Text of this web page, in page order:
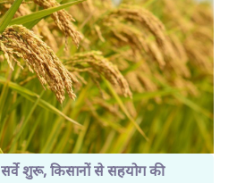
शुरू, किसानों से सहयोग की